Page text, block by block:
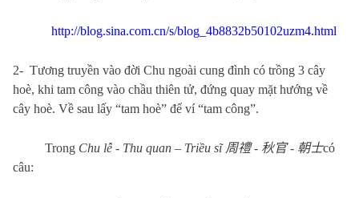
http://blog.sina.com.cn/s/blog_4b8832b50102uzm4.html
2- Tương truyền vào đời Chu ngoài cung đình có trồng 3 cây
hoè, khi tam công vào chầu thiên tử, đứng quay mặt hướng về
cây hoè. Về sau lấy “tam hoè” để ví “tam công”.
Trong Chu lễ - Thu quan – Triều sĩ 周禮- 秋官- 朝士có
câu: